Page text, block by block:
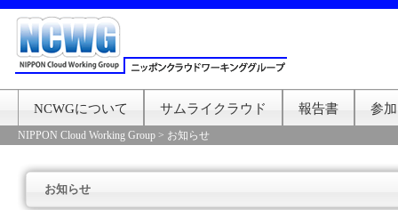
NCWGについて サムライクラウド 報告書 参
NIPPON Cloud Working Group > お知らせ
お知らせ